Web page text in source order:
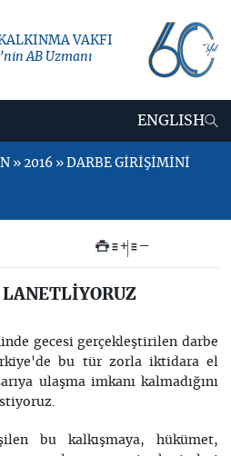
VAKFI
AB Uzmanı
ENGLISH
» 2016 » DARBE GİRİŞİMİNİ
+ –
gecesi gerçekleştirilen darbe
bu tür zorla iktidara el
ulaşma imkanı kalmadığını
bu kalkışmaya, hükümet,